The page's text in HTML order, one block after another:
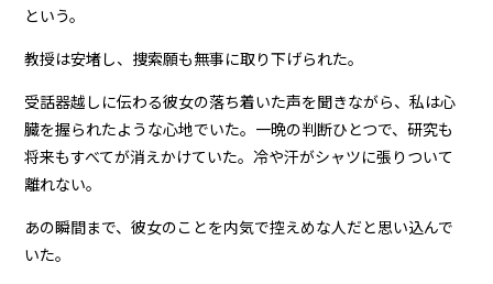
という。
教授は安堵し、捜索願も無事に取り下げられた。
受話器越しに伝わる彼女の落ち着いた声を聞きながら、私は心
臓を握られたような心地でいた。一晩の判断ひとつで、研究も
将来もすべてが消えかけていた。冷や汗がシャツに張りついて
離れない。
あの瞬間まで、彼女のことを内気で控えめな人だと思い込んで
いた。